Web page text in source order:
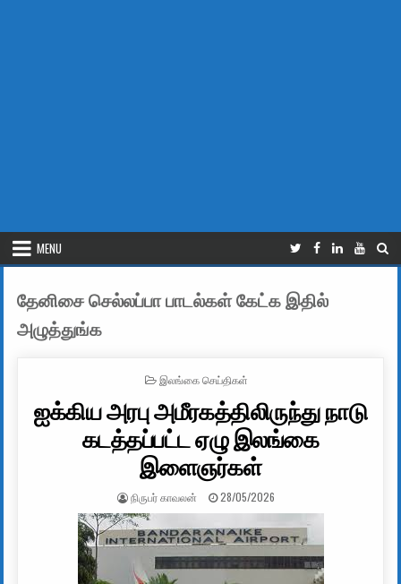
MENU
தேனிசை செல்லப்பா பாடல்கள் கேட்க இதில்
அழுத்துங்க
POSTED IN
இலங்கை செய்திகள்
ஐக்கிய அரபு அமீரகத்திலிருந்து நாடு
கடத்தப்பட்ட ஏழு இலங்கை
இளைஞர்கள்
AUTHOR:
நிருபர் காவலன் PUBLISHED DATE:
28/05/2026